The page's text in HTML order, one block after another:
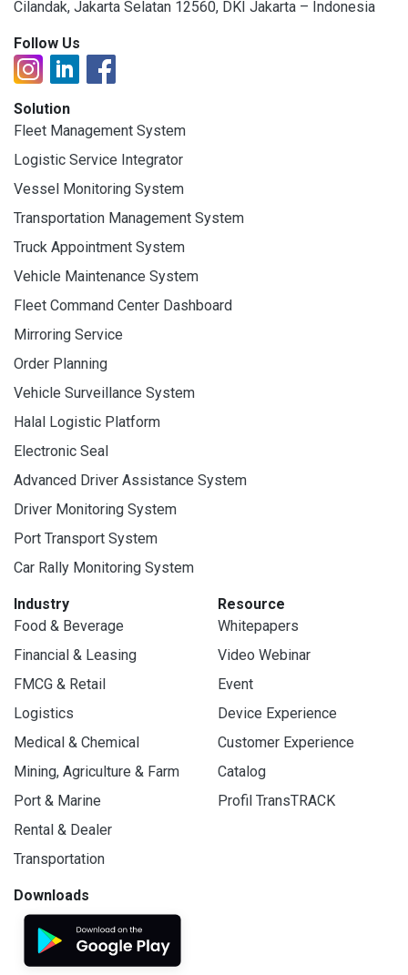
Cilandak, Jakarta Selatan 12560, DKI Jakarta – Indonesia
Follow Us
Solution
Fleet Management System
Logistic Service Integrator
Vessel Monitoring System
Transportation Management System
Truck Appointment System
Vehicle Maintenance System
Fleet Command Center Dashboard
Mirroring Service
Order Planning
Vehicle Surveillance System
Halal Logistic Platform
Electronic Seal
Advanced Driver Assistance System
Driver Monitoring System
Port Transport System
Car Rally Monitoring System
Industry
Food & Beverage
Financial & Leasing
FMCG & Retail
Logistics
Medical & Chemical
Mining, Agriculture & Farm
Port & Marine
Rental & Dealer
Transportation
Resource
Whitepapers
Video Webinar
Event
Device Experience
Customer Experience
Catalog
Profil TransTRACK
Downloads